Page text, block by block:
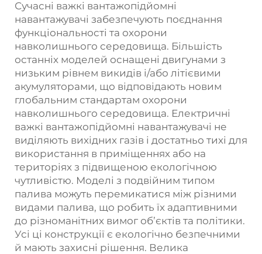
Сучасні важкі вантажопідйомні
навантажувачі забезпечують поєднання
функціональності та охорони
навколишнього середовища. Більшість
останніх моделей оснащені двигунами з
низьким рівнем викидів і/або літієвими
акумуляторами, що відповідають новим
глобальним стандартам охорони
навколишнього середовища. Електричні
важкі вантажопідйомні навантажувачі не
виділяють вихідних газів і достатньо тихі для
використання в приміщеннях або на
територіях з підвищеною екологічною
чутливістю. Моделі з подвійним типом
палива можуть перемикатися між різними
видами палива, що робить їх адаптивними
до різноманітних вимог об’єктів та політики.
Усі ці конструкції є екологічно безпечними
й мають захисні рішення. Велика